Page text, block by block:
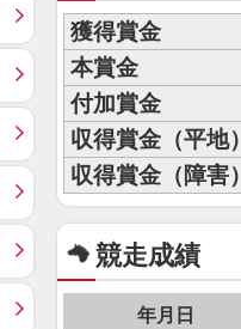
獲得賞金
本賞金
付加賞金
収得賞金（平地）
収得賞金（障害）
競走成績
年月日